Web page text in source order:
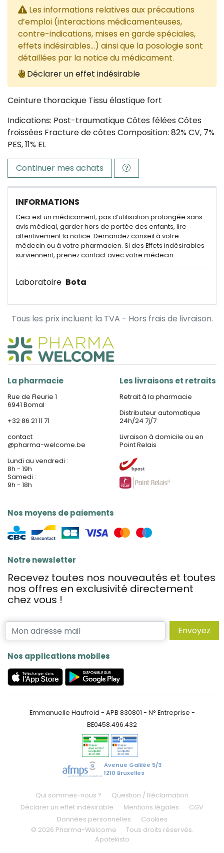
Les informations relatives aux précautions
d’emploi (interactions médicamenteuses,
contre-indications, mises en garde spéciales,
effets indésirables...) ainsi que la posologie sont
détaillées par la notice du médicament.
Déclarer un effet indésirable
Ceinture thoracique Tissu élastique fort
Indications: Post-traumatique Côtes fêlées Côtes
froissées Fracture de côtes Composition: 82% CV, 7%
PES, 11% EL
Continuer mes achats
INFORMATIONS
Ceci est un médicament, pas d’utilisation prolongée sans
avis médical, garder hors de portée des enfants, lire
attentivement la notice. Demandez conseil à votre
médecin ou à votre pharmacien. Si des Effets indésirables
surviennent, prenez contact avec votre médecin.
Laboratoire Bota
Tous les prix incluent la TVA - Hors frais de livraison.
La pharmacie
Rue de Fleurie 1
6941 Bomal
+32 86 21 11 71
contact
@pharma-welcome.be
Lundi au vendredi :
8h - 19h
Samedi :
9h - 18h
Nos moyens de paiements
Les livraisons et retraits
Retrait à la pharmacie
Distributeur automatique
24h/24 7j/7
Livraison à domicile ou en
Point Relais
Notre newsletter
Recevez toutes nos nouveautés et toutes
nos offres en exclusivité directement
chez vous !
Envoyez
Nos applications mobiles
Emmanuelle Haufroid - APB 830801 - N° Entreprise -
BE0458.496.432
Avenue Galilée 5/3
1210 Bruxelles
Qui sommes-nous ?
Question / Réclamation
Déclarer un effet indésirable
Mentions légales
CGV
Données personnelles
Cookies
© 2026 Pharma-Welcome
Tous droits réservés.
Apotekisto